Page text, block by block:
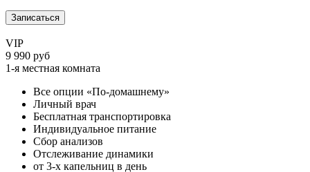
Записаться
VIP
9 990 руб
1-я местная комната
Все опции «По-домашнему»
Личный врач
Бесплатная транспортировка
Индивидуальное питание
Сбор анализов
Отслеживание динамики
от 3-х капельниц в день